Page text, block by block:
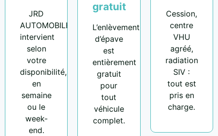
JRD
AUTOMOBILE
intervient
selon
votre
disponibilité,
en
semaine
ou le
week-
end.
gratuit
L’enlèvement
d’épave
est
entièrement
gratuit
pour
tout
véhicule
complet.
Cession,
centre
VHU
agréé,
radiation
SIV :
tout est
pris en
charge.